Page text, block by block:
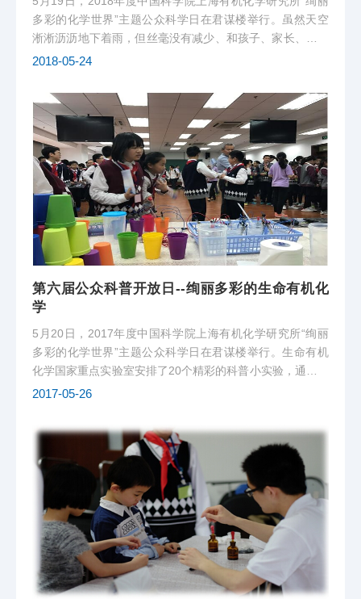
多彩的化学世界”主题公众科学日在君谋楼举行。虽然天空
淅淅沥沥地下着雨，但丝毫没有减少、和孩子、家长、和志
愿者们的热情。我们又迎来了一群聪明、可爱、好奇心十足
个精彩的科普小实验，通过...
2018-05-24
第六届公众科普开放日--绚丽多彩的生命有机化
学
5月20日，2017年度中国科学院上海有机化学研究所“绚丽
多彩的化学世界”主题公众科学日在君谋楼举行。生命有机
化学国家重点实验室安排了20个精彩的科普小实验，通过趣
味的化学实验给来访的1000多位同学和家长们展示了生命有
模拟”。志愿者使用专业分...
2017-05-26